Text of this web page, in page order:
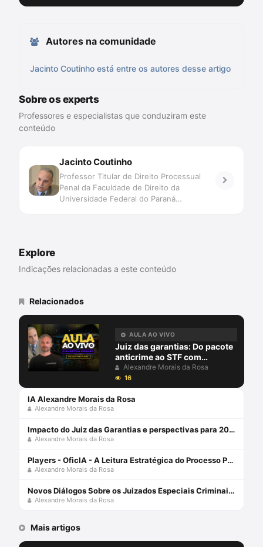
Autores na comunidade
Jacinto Coutinho está entre os autores desse artigo
Sobre os experts
Professores e especialistas que conduziram este
conteúdo
Jacinto Coutinho
Professor Titular de Direito Processual
Penal da Faculdade de Direito da
Universidade Federal do Paraná
UNIVEL, Cascavel. Especialista em
Roma “La Sapienza”). Presidente de Honra
Comissão de Juristas do Senado Federal
que elaborou o Anteprojeto de Reforma
Global do CPP, hoje Projeto 156/2009-
PLS.
Explore
Indicações relacionadas a este conteúdo
Relacionados
AULA AO VIVO
Juiz das garantias: Do pacote
anticrime ao STF com
Alexandre Morais da Rosa e
Jacinto Coutinho
Alexandre Morais da Rosa
16
IA Alexandre Morais da Rosa
Alexandre Morais da Rosa
Impacto do Juiz das Garantias e perspectivas para 2024 com Alexandre Morais da Rosa e Aury Lopes Jr
Alexandre Morais da Rosa
Players - OficIA - A Leitura Estratégica do Processo Penal com Alexandre Morais da Rosa
Alexandre Morais da Rosa
Novos Diálogos Sobre os Juizados Especiais Criminais Capa comum 1 janeiro 2005
Alexandre Morais da Rosa
Mais artigos